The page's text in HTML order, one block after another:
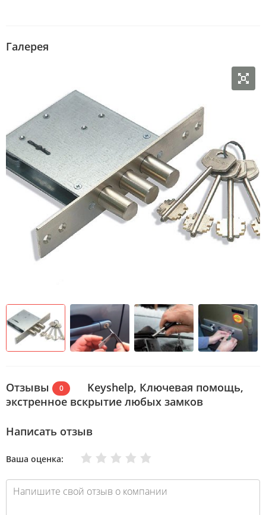
Галерея
Отзывы 0
Keyshelp, Ключевая помощь,
экстренное вскрытие любых замков
Написать отзыв
Ваша оценка: Отлично
Хорошо
Нормально
Плохо
Очень плохо